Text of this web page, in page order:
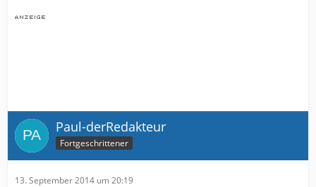
Paul-derRedakteur
Fortgeschrittener
13. September 2014 um 20:19